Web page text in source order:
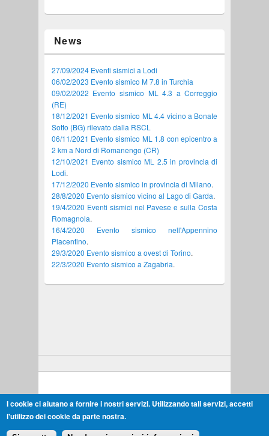
News
27/09/2024 Eventi sismici a Lodi
06/02/2023 Evento sismico M 7.8 in Turchia
09/02/2022 Evento sismico ML 4.3 a Correggio
(RE)
18/12/2021 Evento sismico ML 4.4 vicino a Bonate
Sotto (BG) rilevato dalla RSCL
06/11/2021 Evento sismico ML 1.8 con epicentro a
2 km a Nord di Romanengo (CR)
12/10/2021 Evento sismico ML 2.5 in provincia di
Lodi.
17/12/2020 Evento sismico in provincia di Milano.
28/8/2020 Evento sismico vicino al Lago di Garda.
19/4/2020 Eventi sismici nel Pavese e sulla Costa
Romagnola.
16/4/2020 Evento sismico nell'Appennino
Piacentino.
29/3/2020 Evento sismico a ovest di Torino.
22/3/2020 Evento sismico a Zagabria.
Copyright © 2026,Monitoraggio di "Cornegliano Stoccaggio"
I cookie ci aiutano a fornire i nostri servizi. Utilizzando tali servizi, accetti
l'utilizzo dei cookie da parte nostra.